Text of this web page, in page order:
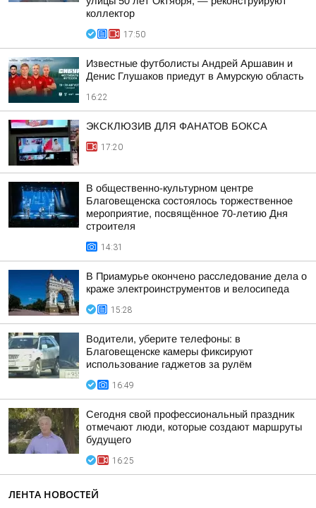
коллектор
17:50
Известные футболисты Андрей Аршавин и
Денис Глушаков приедут в Амурскую область
16:22
ЭКСКЛЮЗИВ ДЛЯ ФАНАТОВ БОКСА
17:20
В общественно-культурном центре
Благовещенска состоялось торжественное
мероприятие, посвящённое 70-летию Дня
строителя
14:31
В Приамурье окончено расследование дела о
краже электроинструментов и велосипеда
15:28
Водители, уберите телефоны: в
Благовещенске камеры фиксируют
использование гаджетов за рулём
16:49
Сегодня свой профессиональный праздник
отмечают люди, которые создают маршруты
будущего
16:25
ЛЕНТА НОВОСТЕЙ